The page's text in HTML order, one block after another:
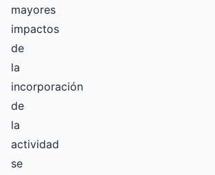
mayores
impactos
de
la
incorporación
de
la
actividad
se